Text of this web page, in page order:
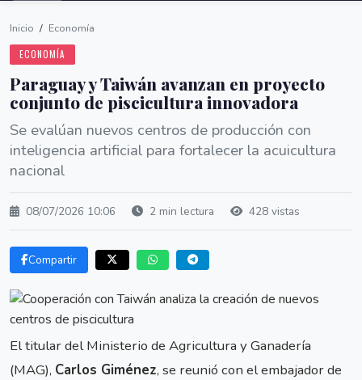
Inicio / Economía
ECONOMÍA
Paraguay y Taiwán avanzan en proyecto
conjunto de piscicultura innovadora
Se evalúan nuevos centros de producción con
inteligencia artificial para fortalecer la acuicultura
nacional
08/07/2026 10:06 2 min lectura 428 vistas
Compartir
El titular del Ministerio de Agricultura y Ganadería
(MAG), Carlos Giménez, se reunió con el embajador de